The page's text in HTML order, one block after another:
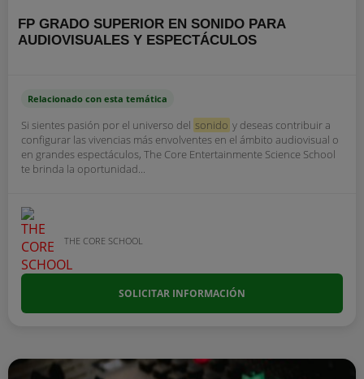
FP GRADO SUPERIOR EN SONIDO PARA
AUDIOVISUALES Y ESPECTÁCULOS
Relacionado con esta temática
Si sientes pasión por el universo del sonido y deseas contribuir a
configurar las vivencias más envolventes en el ámbito audiovisual o
en grandes espectáculos, The Core Entertainmente Science School
te brinda la oportunidad...
THE CORE SCHOOL
SOLICITAR INFORMACIÓN